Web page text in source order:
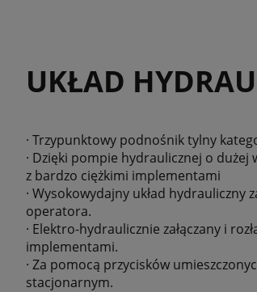
UKŁAD
· Trzypunktowy podnośnik tylny
· Dzięki pompie hydraulicznej o dużej
z bardzo ciężkimi implementami
· Wysokowydajny układ hydrauliczny
operatora.
· Elektro-hydraulicznie załączany i
implementami.
· Za pomocą przycisków
stacjonarnym.